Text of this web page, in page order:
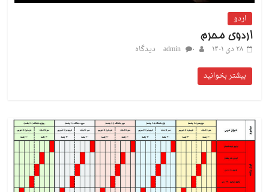
اردو
اردوی محرم
۲۸ دی ۱۴۰۱
admin
۰ دیدگاه
بیشتر بخوانید